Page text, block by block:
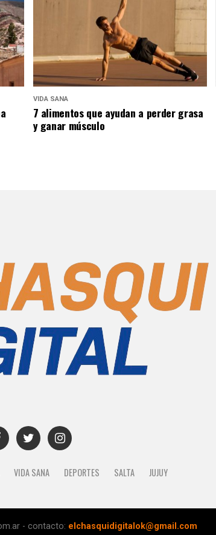
VIDA SANA
7 alimentos que ayudan a perder grasa
y ganar músculo
VIDA SANA DEPORTES SALTA JUJUY
- contacto: elchasquidigitalok@gmail.com